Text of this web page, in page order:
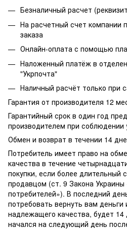
Безналичный расчет
На расчетный счет компании
заказа
Онлайн-оплата с помощью
Наложенный платёж в
"Укрпочта"
Наличный расчёт только при
Гарантия от производителя 12
Гарантийный срок в один год
производителем при соблюдении
Обмен и возврат в течении 14
Потребитель имеет право на
качества в течение
покупки, если более длительный
продавцом (ст. 9 Закона
потребителей»). В последний
потребовать вернуть вам деньги
надлежащего качества, будет
начался на следующий день